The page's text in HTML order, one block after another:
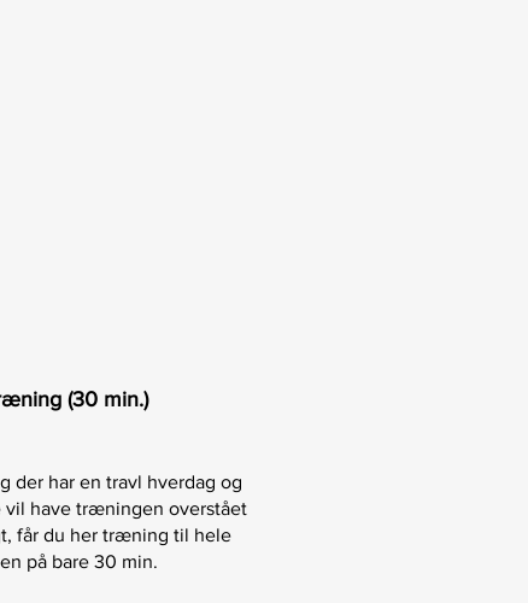
(30 min.)
der har en travl hverdag og
vil have træningen overstået
får du her træning til hele
på bare 30 min.